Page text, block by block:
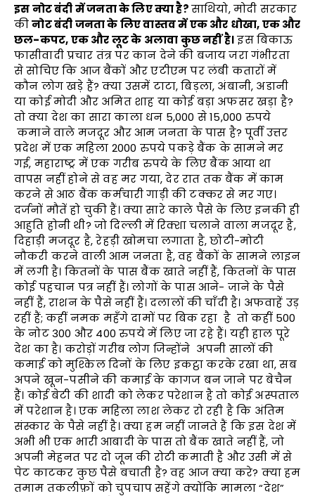
इस नोट बंदी में जनता के लिए क्या है?साथियो, मोदी सरकार
कीनोट बंदी जनता के लिए वास्तव में एक और धोखा,एक और
छल-कपट,एक और लूट के अलावा कुछ नहीं है।इस बिकाऊ
फासीवादी प्रचार तंत्र पर कान देने की बजाय जरा गंभीरता
से सोचिए कि आज बैंकों और एटीएम पर लंबी कतारों में
कौन लोग खड़े हैं? क्या उसमें टाटा, बिड़ला, अंबानी, अडानी
या कोई मोदी और अमित शाह या कोई बड़ा अफसर खड़ा है?
तो क्या देश का सारा काला धन 5,000 से 15,000 रुपये
कमाने वाले मजदूर और आम जनता के पास है? पूर्वी उत्तर
प्रदेश में एक महिला 2000 रुपये पकड़े बैंक के सामने मर
गई, महाराष्ट्र में एक गरीब रुपये के लिए बैंक आया था
वापस नहीं होने से वह मर गया, देर रात तक बैंक में काम
करने से आठ बैंक कर्मचारी गाड़ी की टक्कर से मर गए।
दर्जनों मौतें हो चुकी हैं। क्या सारे काले पैसे के लिए इनकी ही
आहुति होनी थी? जो दिल्ली में रिक्शा चलाने वाला मजदूर है,
दिहाड़ी मजदूर है, रेहड़ी खोमचा लगाता है, छोटी-मोटी
नौकरी करने वाली आम जनता है, वह बैंकों के सामने लाइन
में लगी है। कितनों के पास बैंक खाते नहीं हैं, कितनों के पास
कोई पहचान पत्र नहीं हैं। लोगों के पास आने- जाने के पैसे
नहीं हैं, राशन के पैसे नहीं हैं। दलालों की चाँदी है। अफवाहें उड़
रहीं हैं; कहीं नमक महँगे दामों पर बिक रहा है तो कहीं 500
के नोट 300 और 400 रुपये में लिए जा रहे हैं। यही हाल पूरे
देश का है। करोड़ों गरीब लोग जिन्होंने अपनी सालों की
कमाई को मुश्किल दिनों के लिए इकट्ठा करके रखा था, सब
अपने खून-पसीने की कमाई के कागज बन जाने पर बेचैन
हैं। कोई बेटी की शादी को लेकर परेशान है तो कोई अस्पताल
में परेशान है। एक महिला लाश लेकर रो रही है कि अंतिम
संस्कार के पैसे नहीं है। क्या हम नहीं जानते हैं कि इस देश में
अभी भी एक भारी आबादी के पास तो बैंक खाते नहीं हैं, जो
अपनी मेहनत पर दो जून की रोटी कमाती है और उसी में से
पेट काटकर कुछ पैसे बचाती है? वह आज क्या करे? क्या हम
तमाम तकलीफ़ों को चुपचाप सहेंगे क्योंकि मामला “देश”